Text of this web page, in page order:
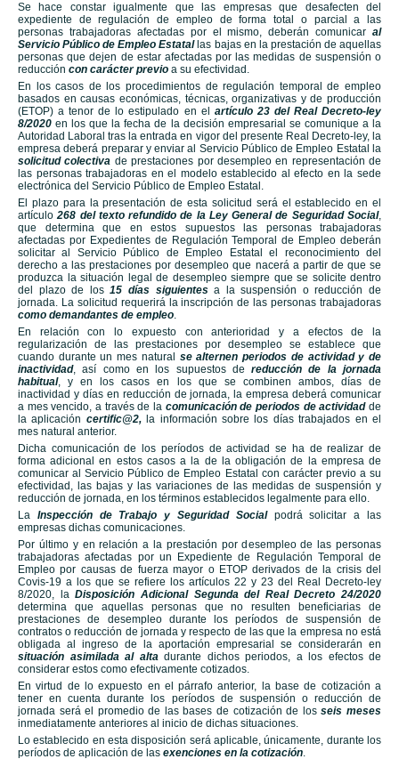
Se hace constar igualmente que las empresas que desafecten del
expediente de regulación de empleo de forma total o parcial a las
personas trabajadoras afectadas por el mismo, deberán comunicar al
Servicio Público de Empleo Estatallas bajas en la prestación de aquellas
personas que dejen de estar afectadas por las medidas de suspensión o
reducción con carácter previo a su efectividad.
En los casos de los procedimientos de regulación temporal de empleo
basados en causas económicas, técnicas, organizativas y de producción
(ETOP) a tenor de lo estipulado en el artículo 23 del Real Decreto-ley
8/2020 en los que la fecha de la decisión empresarial se comunique a la
Autoridad Laboral tras la entrada en vigor del presente Real Decreto-ley, la
empresa deberá preparar y enviar al Servicio Público de Empleo Estatal la
solicitud colectiva de prestaciones por desempleo en representación de
las personas trabajadoras en el modelo establecido al efecto en la sede
electrónica del Servicio Público de Empleo Estatal.
El plazo para la presentación de esta solicitud será el establecido en el
artículo268 del texto refundido de la Ley General de Seguridad Social,
que determina que en estos supuestos las personas trabajadoras
afectadas por Expedientes de Regulación Temporal de Empleo deberán
solicitar al Servicio Público de Empleo Estatal el reconocimiento del
derecho a las prestaciones por desempleo que nacerá a partir de que se
produzca la situación legal de desempleo siempre que se solicite dentro
del plazo de los15 días siguientesa la suspensión o reducción de
jornada. La solicitud requerirá la inscripción de las personas trabajadoras
como demandantes de empleo.
En relación con lo expuesto con anterioridad y a efectos de la
regularización de las prestaciones por desempleo se establece que
cuando durante un mes natural se alternen periodos de actividad y de
inactividad, así como en los supuestos dereducción de la jornada
habitual, y en los casos en los que se combinen ambos, días de
inactividad y días en reducción de jornada, la empresa deberá comunicar
a mes vencido, a través de la comunicación de periodos de actividadde
la aplicación certific@2,la información sobre los días trabajados en el
mes natural anterior.
Dicha comunicación de los períodos de actividad se ha de realizar de
forma adicional en estos casos a la de la obligación de la empresa de
comunicar al Servicio Público de Empleo Estatal con carácter previo a su
efectividad, las bajas y las variaciones de las medidas de suspensión y
reducción de jornada, en los términos establecidos legalmente para ello.
La Inspección de Trabajo y Seguridad Socialpodrá solicitar a las
empresas dichas comunicaciones.
Por último y en relación a la prestación por desempleo de las personas
trabajadoras afectadas por un Expediente de Regulación Temporal de
Empleo por causas de fuerza mayor o ETOP derivados de la crisis del
Covis-19 a los que se refiere los artículos 22 y 23 del Real Decreto-ley
8/2020, laDisposición Adicional Segunda del Real Decreto 24/2020
determina que aquellas personas que no resulten beneficiarias de
prestaciones de desempleo durante los períodos de suspensión de
contratos o reducción de jornada y respecto de las que la empresa no está
obligada al ingreso de la aportación empresarial se considerarán en
situación asimilada al altadurante dichos periodos, a los efectos de
considerar estos como efectivamente cotizados.
En virtud de lo expuesto en el párrafo anterior, la base de cotización a
tener en cuenta durante los períodos de suspensión o reducción de
jornada será el promedio de las bases de cotización de losseis meses
inmediatamente anteriores al inicio de dichas situaciones.
Lo establecido en esta disposición será aplicable, únicamente, durante los
períodos de aplicación de las exenciones en la cotización.